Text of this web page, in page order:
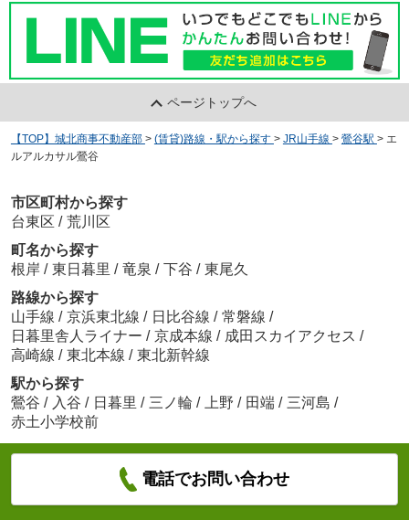
ページトップへ
【TOP】城北商事不動産部 > (賃貸)路線・駅から探す > JR山手線 > 鶯谷駅 > エ
ルアルカサル鶯谷
市区町村から探す
台東区 / 荒川区
町名から探す
根岸 / 東日暮里 / 竜泉 / 下谷 / 東尾久
路線から探す
山手線 / 京浜東北線 / 日比谷線 / 常磐線 /
日暮里舎人ライナー / 京成本線 / 成田スカイアクセス /
高崎線 / 東北本線 / 東北新幹線
駅から探す
鶯谷 / 入谷 / 日暮里 / 三ノ輪 / 上野 / 田端 / 三河島 /
赤土小学校前
電話でお問い合わせ